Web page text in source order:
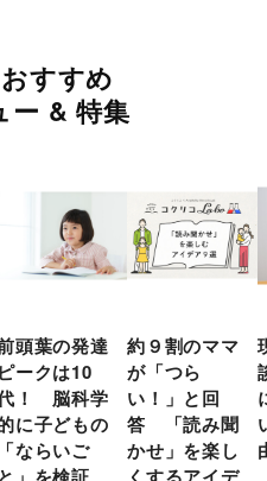
すすめ
ー & 特集
頭葉の発達
ピークは10
！ 脳科学
に子どもの
「ならいご
約９割のママ
が「つら
い！」と回
答 「読み聞
かせ」を楽し